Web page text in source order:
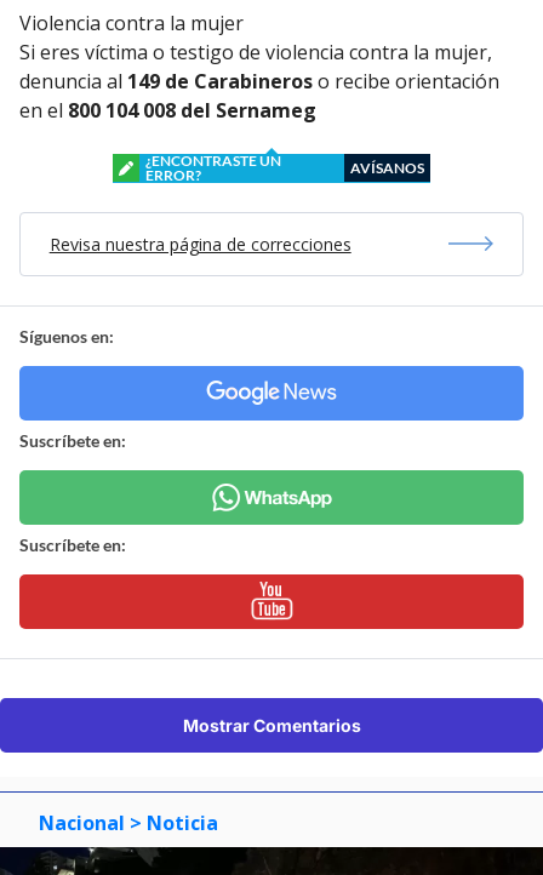
Violencia contra la mujer
Si eres víctima o testigo de violencia contra la mujer,
denuncia al 149 de Carabineroso recibe orientación
en el 800 104 008 del Sernameg
¿ENCONTRASTE UN
ERROR?
AVÍSANOS
Revisa nuestra página de correcciones
Síguenos en:
Suscríbete en:
Suscríbete en:
Mostrar Comentarios
Nacional > Noticia